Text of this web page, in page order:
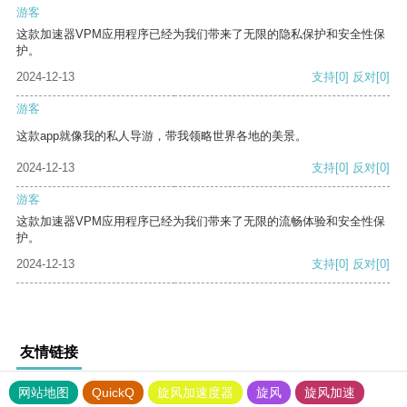
游客
这款加速器VPM应用程序已经为我们带来了无限的隐私保护和安全性保
护。
2024-12-13
支持[0] 反对[0]
游客
这款app就像我的私人导游，带我领略世界各地的美景。
2024-12-13 支持[0] 反对[0]
游客
这款加速器VPM应用程序已经为我们带来了无限的流畅体验和安全性保
护。
2024-12-13
支持[0] 反对[0]
友情链接
网站地图 QuickQ 旋风加速度器 旋风 旋风加速